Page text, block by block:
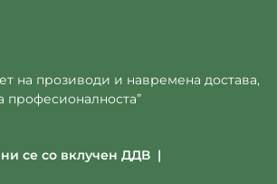
на прозиводи и навремена достава,
професионалноста”
се со вклучен ДДВ |